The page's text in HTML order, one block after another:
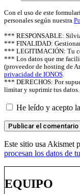
Con el uso de este
personales según nuestra
*** RESPONSABLE:
*** FINALIDAD:
*** LEGITIMACIÓN: Tu
*** Los datos que me
(proveedor de hosting de
privacidad de IONOS.
*** DERECHOS: Por
limitar y suprimir tus datos.
He leído y acepto la
Este sitio usa Akismet
procesan los datos de
EQUIPO